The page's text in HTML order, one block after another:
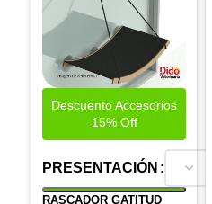
Descuento Accesorios
15% Off
PRESENTACIÓN
RASCADOR GATITUD